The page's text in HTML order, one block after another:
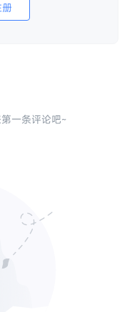
册
一条评论吧~